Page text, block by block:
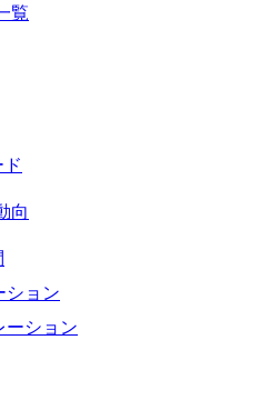
覧
向